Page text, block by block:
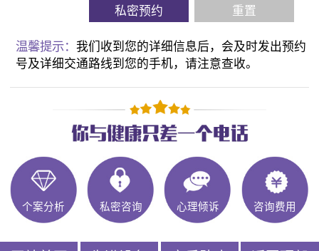
私密预约 重置
温馨提示：我们收到您的详细信息后，会及时发出预约
号及详细交通路线到您的手机，请注意查收。
个案分析 私密咨询 心理倾诉 咨询费用